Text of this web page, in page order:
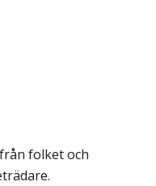
folket och